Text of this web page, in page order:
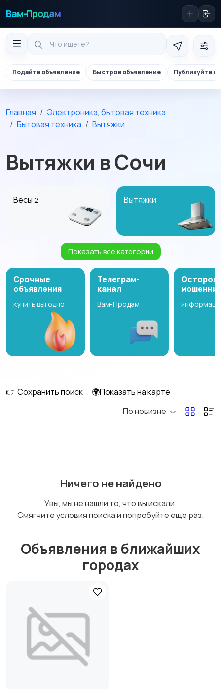
Вам-Продам
Подайте объявление Быстрое объявление Публикуйте в
Главная
Электроника, бытовая техника
Бытовая техника
Вытяжки
Вытяжки в Сочи
Весы 2 Вытяжки
Измельчение и
смешивание
Климатическая
техника
Кулеры и фильтры для
шкафы
Стиральные машины
Утюги и уход за
оборудование
волос
Умный дом
Показать все категории
Срочные
объявления
купить выгодно
Телеграм-
канал
Вам-Продам
👉 Сохранить поиск
🌍Показать на карте
По новизне
Ничего не найдено
Увы, мы не нашли то, что вы искали.
Смягчите условия поиска и попробуйте еще раз.
Объявления в ближайших
городах